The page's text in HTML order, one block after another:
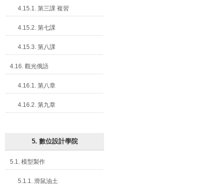
4.15.1. 第三課 複習
4.15.2. 第七課
4.15.3. 第八課
4.16. 觀光俄語
4.16.1. 第八章
4.16.2. 第九章
5. 數位設計學院
5.1. 模型製作
5.1.1. 滑鼠油土